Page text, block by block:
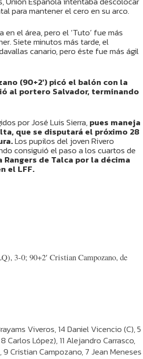
para mantener el cero en su arco.
el área, pero el ‘Tuto’ fue más
Siete minutos más tarde, el
canario, pero éste fue más ágil
(90+2′) picó el balón con la
al portero Salvador, terminando
por José Luis Sierra, pues maneja
que se disputará el próximo 28
Los pupilos del joven Rivero
consiguió el paso a los cuartos de
de Talca por la décima
el LFF.
3-0; 90+2′ Cristian Campozano, de
Viveros, 14 Daniel Vicencio (C), 5
López), 11 Alejandro Carrasco,
Cristian Campozano, 7 Jean Meneses